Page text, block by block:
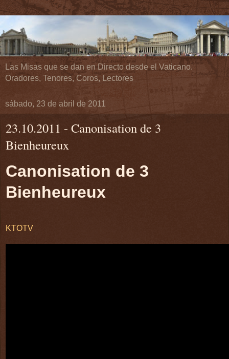
Las Misas que se dan en Directo desde el Vaticano.
Oradores, Tenores, Coros, Lectores
sábado, 23 de abril de 2011
23.10.2011 - Canonisation de 3
Bienheureux
Canonisation de 3
Bienheureux
KTOTV